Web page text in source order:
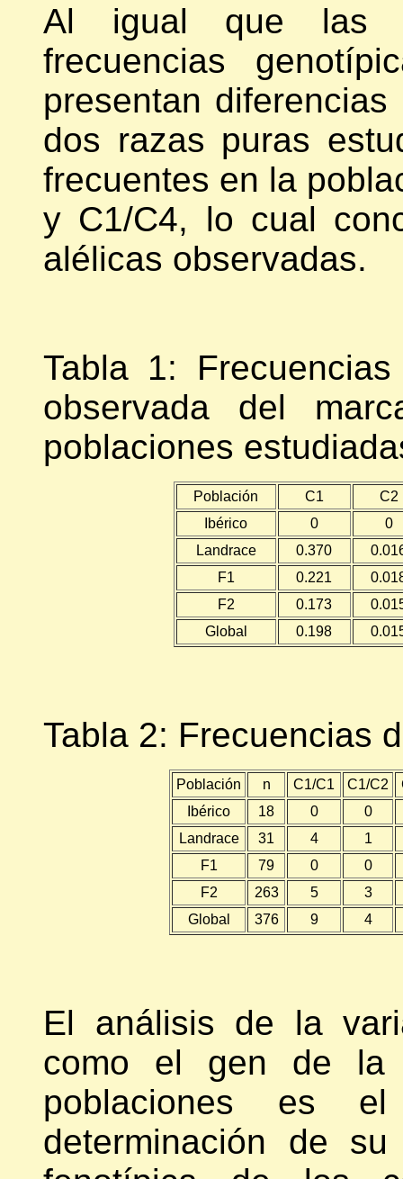
Al igual que las
frecuencias
presentan
dos razas puras
frecuentes en la
y C1/C4, lo cual
alélicas observadas.
Tabla 1:
observada del
poblaciones
Población C1
C2
Ibérico
0
0
Landrace
0.370
F1
0.221
F2
0.173
Global
0.198
Tabla 2: Frecuencias
Población n C1/C1 C1/C2
Ibérico
18 0
0
Landrace
31 4
1
F1
79 0
0
F2
263 5
3
Global
376 9 4
El análisis de la
como el gen de la
poblaciones es
determinación de